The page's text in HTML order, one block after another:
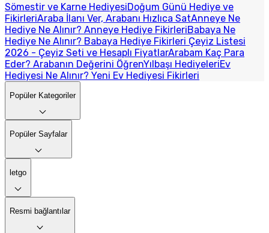
Sömestir ve Karne HediyesiDoğum Günü Hediye ve
FikirleriAraba İlanı Ver, Arabanı Hızlıca SatAnneye Ne
Hediye Ne Alınır? Anneye Hediye FikirleriBabaya Ne
Hediye Ne Alınır? Babaya Hediye Fikirleri Çeyiz Listesi
2026 - Çeyiz Seti ve Hesaplı FiyatlarArabam Kaç Para
Eder? Arabanın Değerini ÖğrenYılbaşı HediyeleriEv
Hediyesi Ne Alınır? Yeni Ev Hediyesi Fikirleri
Popüler Kategoriler
Popüler Sayfalar
letgo
Resmi bağlantılar